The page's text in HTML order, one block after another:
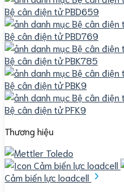
Bệ cân điện tử PBD659
Bệ cân điện tử PBD769
Bệ cân điện tử PBK785
Bệ cân điện tử PBK9
Bệ cân điện tử PFK9
Thương hiệu
Cảm biến lực loadcell